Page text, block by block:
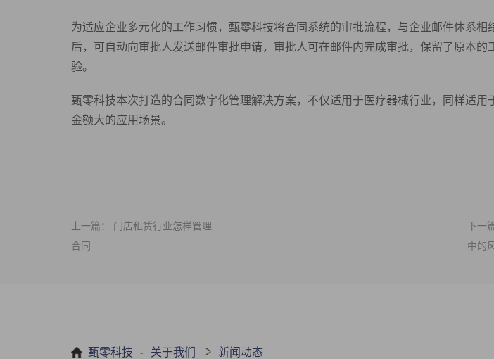
为适应企业多元化的工作习惯，甄零科技将合同系统的审批流程，与企业邮件体系相
后，可自动向审批人发送邮件审批申请，审批人可在邮件内完成审批，保留了原本的
验。
甄零科技本次打造的合同数字化管理解决方案，不仅适用于医疗器械行业，同样适用
金额大的应用场景。
上一篇： 门店租赁行业怎样管理
合同
下一
中的
甄零科技 - 关于我们 > 新闻动态